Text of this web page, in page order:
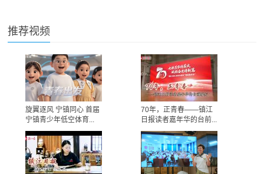
推荐视频
旋翼逐风 宁镇同心 首届
宁镇青少年低空体育...
70年，正青春——镇江
日报读者嘉年华的台前...